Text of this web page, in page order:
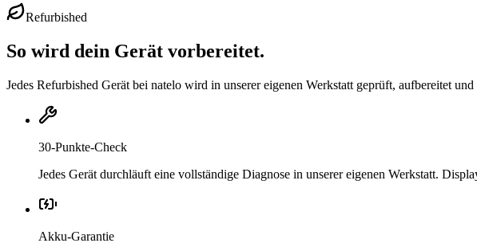
Refurbished
So wird dein Gerät vorbereitet.
Jedes Refurbished Gerät bei natelo wird in unserer eigenen Werkstatt geprüft, aufbereitet
30-Punkte-Check
Jedes Gerät durchläuft eine vollständige Diagnose in unserer eigenen Werkstatt.
Akku-Garantie